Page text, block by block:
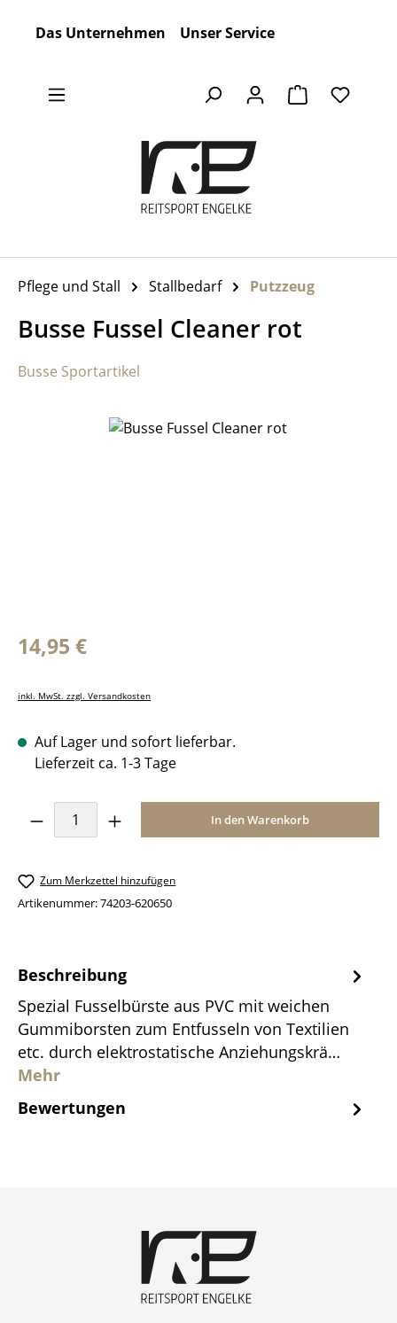
Das Unternehmen Unser Service
Warenkorb
Pflege und Stall Stallbedarf Putzzeug
Busse Fussel Cleaner rot
Busse Sportartikel
Bildergalerie überspringen
Regulärer Preis:
14,95 €
inkl. MwSt. zzgl. Versandkosten
Auf Lager und sofort lieferbar.
Lieferzeit ca. 1-3 Tage
Produkt Anzahl: Gib den gewünschten
In den Warenkorb
Zum Merkzettel hinzufügen
Artikenummer:74203-620650
Beschreibung
Spezial Fusselbürste aus PVC mit weichen
Gummiborsten zum Entfusseln von Textilien
etc. durch elektrostatische Anziehungskrä…
Mehr
Bewertungen